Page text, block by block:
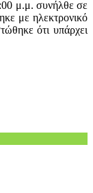
μ.μ. συνήλθε σε
με ηλεκτρονικό
ότι υπάρχει